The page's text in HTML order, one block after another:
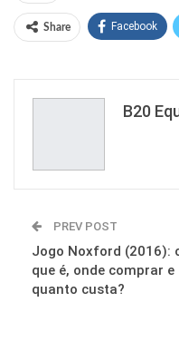
Share Facebook
Email
B20
PREV POST
Jogo Noxford (2016):
que é, onde comprar e
quanto custa?